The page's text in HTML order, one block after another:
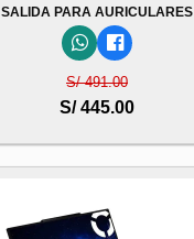
SALIDA PARA AURICULARES
S/ 491.00
S/ 445.00